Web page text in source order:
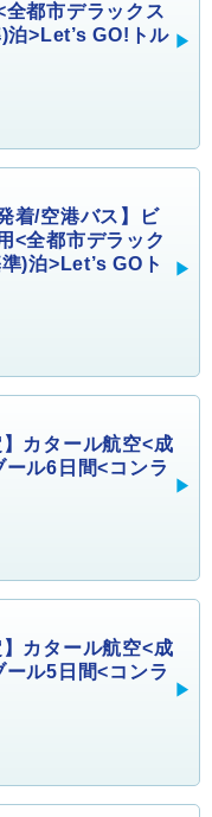
全都市デラックス
泊>Let’s GO!トル
着/空港バス】ビ
<全都市デラック
)泊>Let’s GOト
】カタール航空<成
ール6日間<コンラ
】カタール航空<成
ール5日間<コンラ